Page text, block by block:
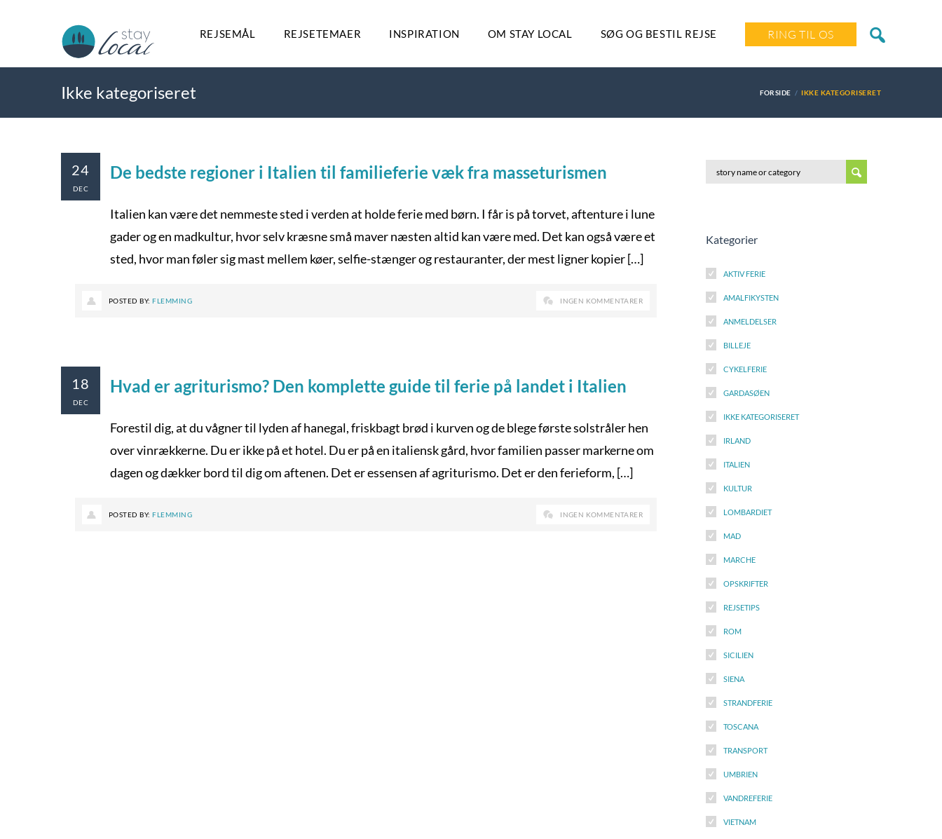
RING TIL OS
REJSEMÅL REJSETEMAER INSPIRATION OM STAY LOCAL SØG OG BESTIL REJSE
Ikke kategoriseret FORSIDE IKKE KATEGORISERET
De bedste regioner i Italien til familieferie væk fra masseturismen
Italien kan være det nemmeste sted i verden at holde ferie med børn. I får is på torvet, aftenture i lune
gader og en madkultur, hvor selv kræsne små maver næsten altid kan være med. Det kan også være et
sted, hvor man føler sig mast mellem køer, selfie-stænger og restauranter, der mest ligner kopier […]
24
DEC
POSTED BY:FLEMMING INGEN KOMMENTARER
Hvad er agriturismo? Den komplette guide til ferie på landet i Italien
Forestil dig, at du vågner til lyden af hanegal, friskbagt brød i kurven og de blege første solstråler hen
over vinrækkerne. Du er ikke på et hotel. Du er på en italiensk gård, hvor familien passer markerne om
dagen og dækker bord til dig om aftenen. Det er essensen af agriturismo. Det er den ferieform, […]
18
DEC
POSTED BY:FLEMMING INGEN KOMMENTARER
Kategorier
AKTIV FERIE
AMALFIKYSTEN
ANMELDELSER
BILLEJE
CYKELFERIE
GARDASØEN
IKKE KATEGORISERET
IRLAND
ITALIEN
KULTUR
LOMBARDIET
MAD
MARCHE
OPSKRIFTER
REJSETIPS
ROM
SICILIEN
SIENA
STRANDFERIE
TOSCANA
TRANSPORT
UMBRIEN
VANDREFERIE
VIETNAM